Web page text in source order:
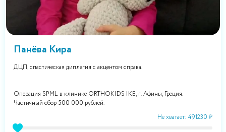
Панёва Кира
ДЦП, спастическая диплегия с акцентом справа.
Операция SPML в клинике ORTHOKIDS IKE, г. Афины, Греция.
Частичный сбор 500 000 рублей.
Не хватает: 491230 ₽